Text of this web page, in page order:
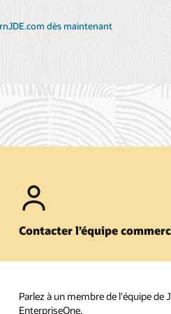
dès maintenant
Contacter l’équipe
Parlez à un membre de l'équipe de
EnterpriseOne.